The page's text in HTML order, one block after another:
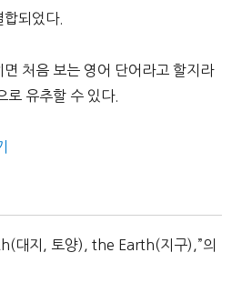
합되었다.
처음 보는 영어 단어라고 할지라
로 유추할 수 있다.
대지, 토양), the Earth(지구),”의